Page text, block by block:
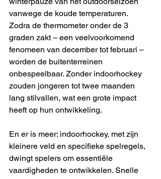
vanwege de koude temperaturen.
Zodra de thermometer onder de 3
graden zakt – een veelvoorkomend
fenomeen van december tot februari –
worden de buitenterreinen
onbespeelbaar. Zonder indoorhockey
zouden jongeren tot twee maanden
lang stilvallen, wat een grote impact
heeft op hun ontwikkeling.
En er is meer: indoorhockey, met zijn
kleinere veld en specifieke spelregels,
dwingt spelers om essentiële
vaardigheden te ontwikkelen. Snelle